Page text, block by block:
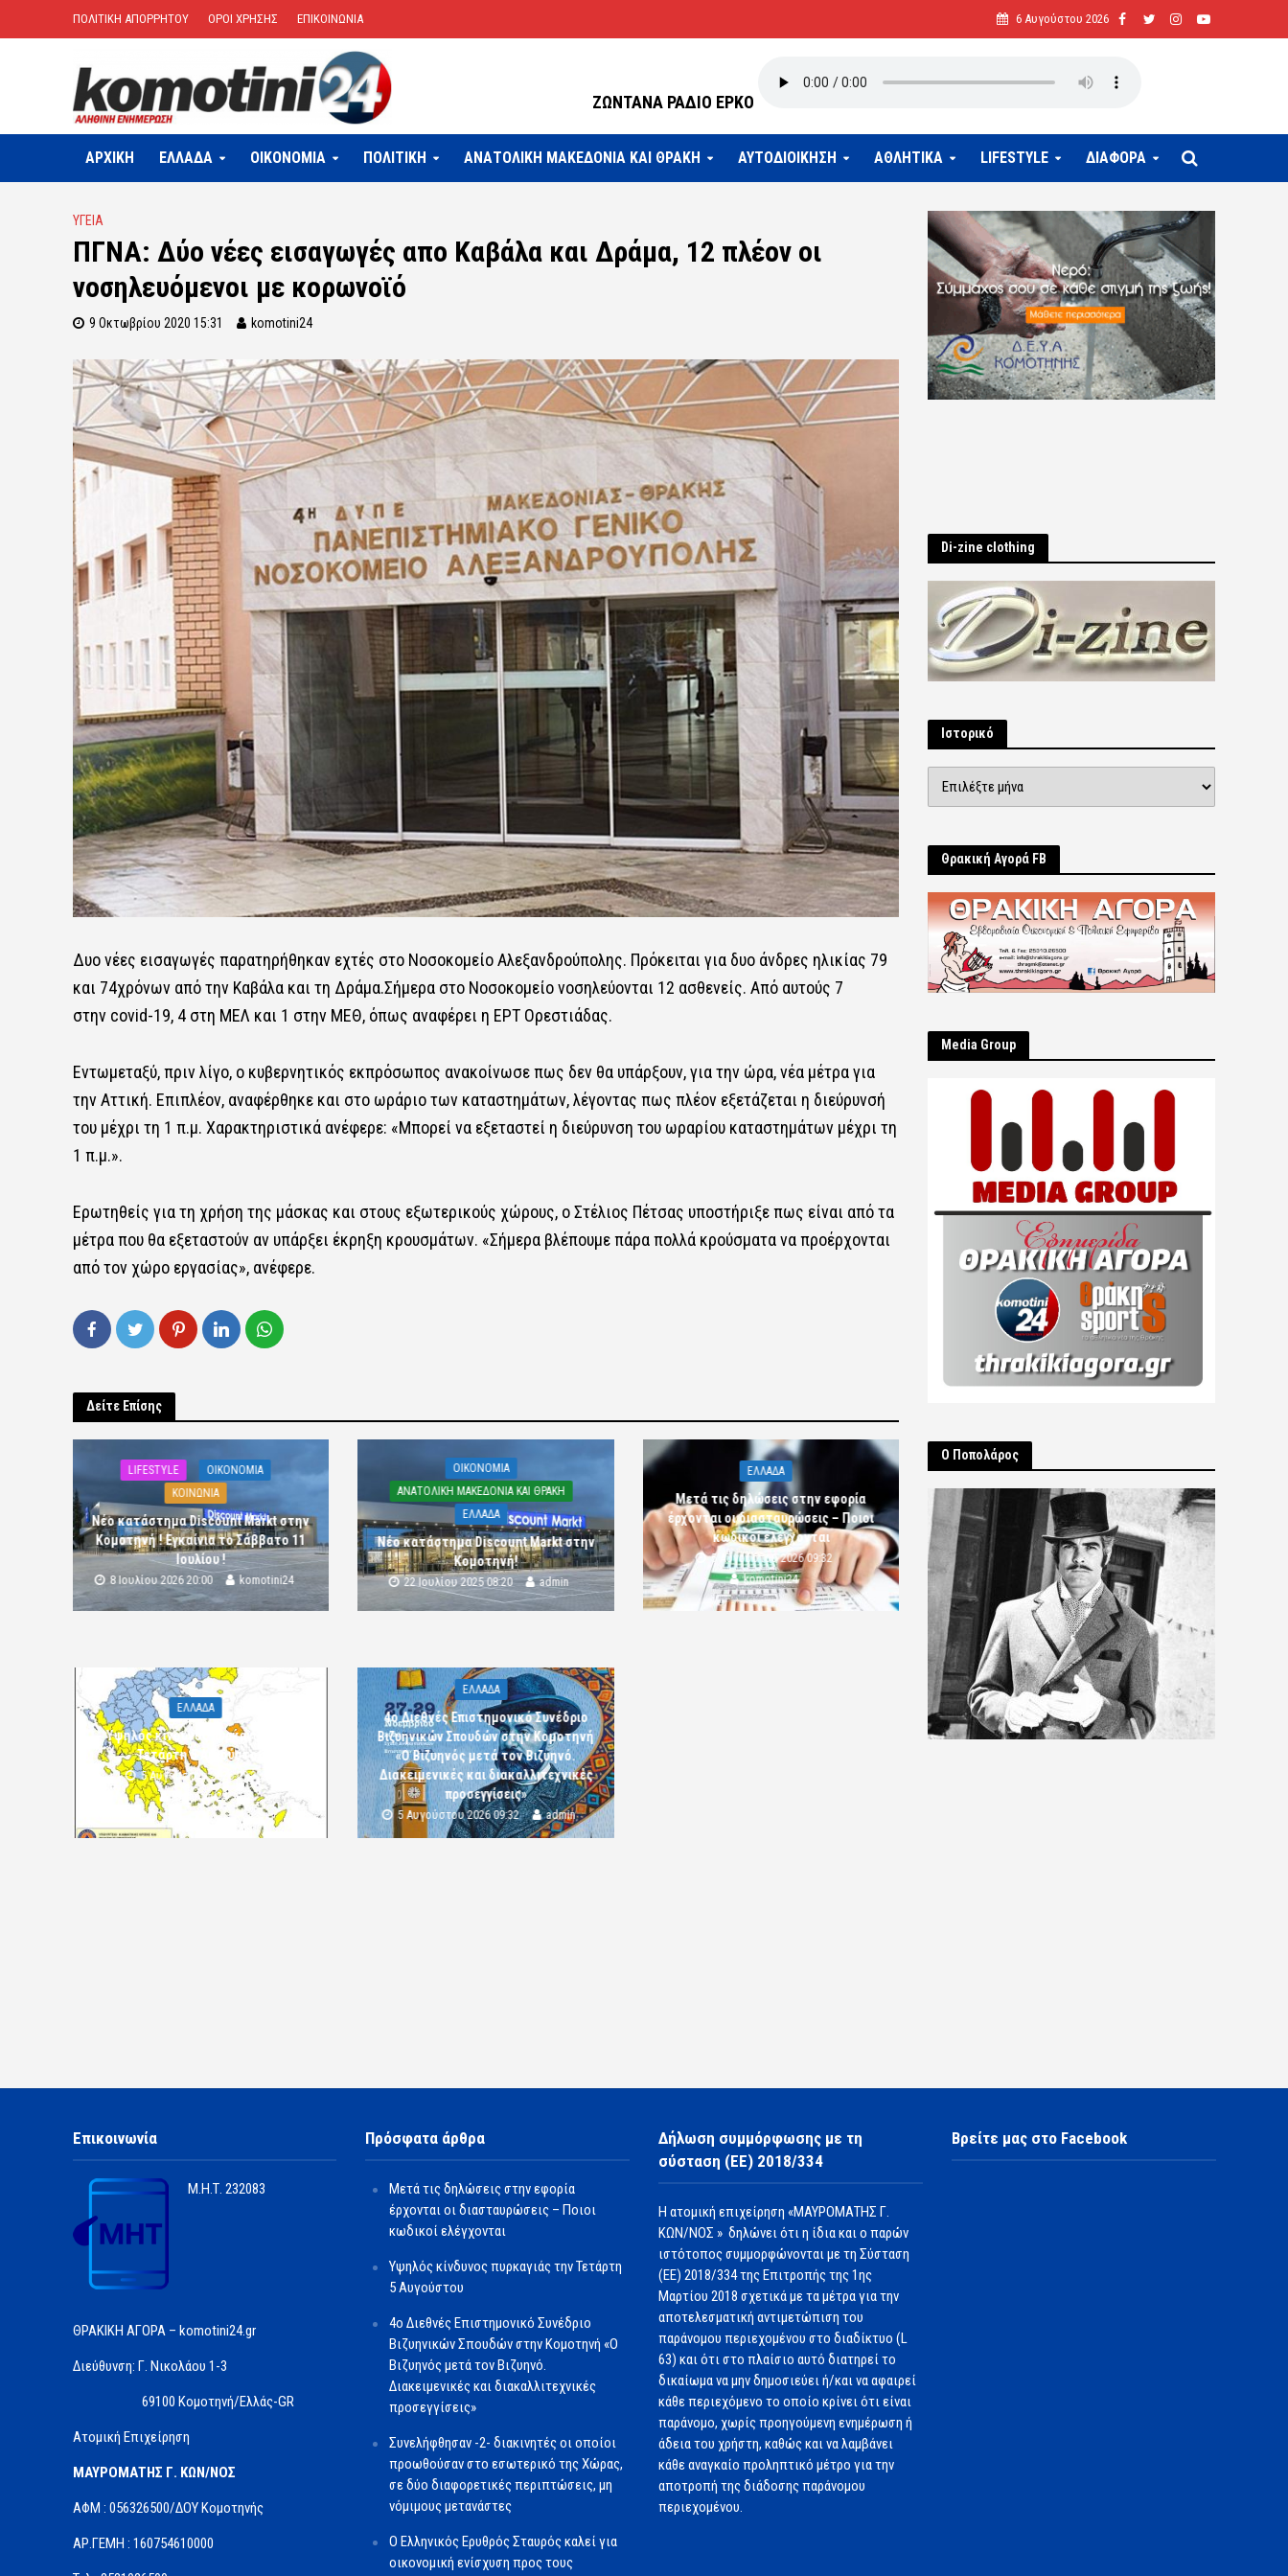
ΠΟΛΙΤΙΚΗ ΑΠΟΡΡΗΤΟΥ ΟΡΟΙ ΧΡΗΣΗΣ ΕΠΙΚΟΙΝΩΝΙΑ 6 Αυγούστου 2026
ΖΩΝΤΑΝΑ ΡΑΔΙΟ ΕΡΚΟ
ΑΡΧΙΚΗ ΕΛΛΑΔΑ OIKONOMIA ΠΟΛΙΤΙΚΗ ΑΝΑΤΟΛΙΚΗ ΜΑΚΕΔΟΝΙΑ ΚΑΙ ΘΡΑΚΗ ΑΥΤΟΔΙΟΙΚΗΣΗ ΑΘΛΗΤΙΚΑ LIFESTYLE ΔΙΑΦΟΡΑ
ΥΓΕΙΑ
ΠΓΝΑ: Δύο νέες εισαγωγές απο Καβάλα και Δράμα, 12 πλέον οι
νοσηλευόμενοι με κορωνοϊό
9 Οκτωβρίου 2020 15:31 komotini24
Δυο νέες εισαγωγές παρατηρήθηκαν εχτές στο Νοσοκομείο Αλεξανδρούπολης. Πρόκειται για δυο άνδρες ηλικίας 79
και 74χρόνων από την Καβάλα και τη Δράμα.Σήμερα στο Νοσοκομείο νοσηλεύονται 12 ασθενείς. Από αυτούς 7
στην covid-19, 4 στη ΜΕΛ και 1 στην ΜΕΘ, όπως αναφέρει η ΕΡΤ Ορεστιάδας.
Εντωμεταξύ, πριν λίγο, ο κυβερνητικός εκπρόσωπος ανακοίνωσε πως δεν θα υπάρξουν, για την ώρα, νέα μέτρα για
την Αττική. Επιπλέον, αναφέρθηκε και στο ωράριο των καταστημάτων, λέγοντας πως πλέον εξετάζεται η διεύρυνσή
του μέχρι τη 1 π.μ. Χαρακτηριστικά ανέφερε: «Μπορεί να εξεταστεί η διεύρυνση του ωραρίου καταστημάτων μέχρι τη
1 π.μ.».
Ερωτηθείς για τη χρήση της μάσκας και στους εξωτερικούς χώρους, ο Στέλιος Πέτσας υποστήριξε πως είναι από τα
μέτρα που θα εξεταστούν αν υπάρξει έκρηξη κρουσμάτων. «Σήμερα βλέπουμε πάρα πολλά κρούσματα να προέρχονται
από τον χώρο εργασίας», ανέφερε.
Δείτε Επίσης
LIFESTYLE
OIKONOMIA
ΚΟΙΝΩΝΙΑ
Νέο κατάστημα Discount Markt στην
Κομοτηνή ! Εγκαίνια το Σάββατο 11
Ιουλίου !
8 Ιουλίου 2026 20:00 komotini24
OIKONOMIA
ΑΝΑΤΟΛΙΚΗ ΜΑΚΕΔΟΝΙΑ ΚΑΙ ΘΡΑΚΗ
ΕΛΛΑΔΑ
Νέο κατάστημα Discount Markt στην
Κομοτηνή!
22 Ιουλίου 2025 08:20 admin
ΕΛΛΑΔΑ
Μετά τις δηλώσεις στην εφορία
έρχονται οι διασταυρώσεις – Ποιοι
κωδικοί ελέγχονται
5 Αυγούστου 2026 09:32
komotini24
ΕΛΛΑΔΑ
Υψηλός κίνδυνος πυρκαγιάς την
Τετάρτη 5 Αυγούστου
5 Αυγούστου 2026 09:32
komotini24
ΕΛΛΑΔΑ
4ο Διεθνές Επιστημονικό Συνέδριο
Βιζυηνικών Σπουδών στην Κομοτηνή
«Ο Βιζυηνός μετά τον Βιζυηνό.
Διακειμενικές και διακαλλιτεχνικές
προσεγγίσεις»
5 Αυγούστου 2026 09:32 admin
Di-zine clothing
Ιστορικό
Θρακική Αγορά FB
Μedia Group
Ο Ποπολάρος
Επικοινωνία
Μ.Η.Τ. 232083
ΘΡΑΚΙΚΗ ΑΓΟΡΑ – komotini24.gr
Διεύθυνση: Γ. Νικολάου 1-3
69100 Κομοτηνή/Ελλάς-GR
Ατομική Επιχείρηση
ΜΑΥΡΟΜΑΤΗΣ Γ. ΚΩΝ/ΝΟΣ
ΑΦΜ : 056326500/ΔOΥ Κομοτηνής
ΑΡ.ΓΕΜΗ : 160754610000
Πρόσφατα άρθρα
Μετά τις δηλώσεις στην εφορία
έρχονται οι διασταυρώσεις – Ποιοι
κωδικοί ελέγχονται
Υψηλός κίνδυνος πυρκαγιάς την Τετάρτη
5 Αυγούστου
4ο Διεθνές Επιστημονικό Συνέδριο
Βιζυηνικών Σπουδών στην Κομοτηνή «Ο
Βιζυηνός μετά τον Βιζυηνό.
Διακειμενικές και διακαλλιτεχνικές
προσεγγίσεις»
Συνελήφθησαν -2- διακινητές οι οποίοι
προωθούσαν στο εσωτερικό της Χώρας,
σε δύο διαφορετικές περιπτώσεις, μη
νόμιμους μετανάστες
O Ελληνικός Ερυθρός Σταυρός καλεί για
οικονομική ενίσχυση προς τους
Δήλωση συμμόρφωσης με τη
σύσταση (ΕΕ) 2018/334
Η ατομική επιχείρηση «ΜΑΥΡΟΜΑΤΗΣ Γ.
ΚΩΝ/ΝΟΣ » δηλώνει ότι η ίδια και ο παρών
ιστότοπος συμμορφώνονται με τη Σύσταση
(ΕΕ) 2018/334 της Επιτροπής της 1ης
Μαρτίου 2018 σχετικά με τα μέτρα για την
αποτελεσματική αντιμετώπιση του
παράνομου περιεχομένου στο διαδίκτυο (L
63) και ότι στο πλαίσιο αυτό διατηρεί το
δικαίωμα να μην δημοσιεύει ή/και να αφαιρεί
κάθε περιεχόμενο το οποίο κρίνει ότι είναι
παράνομο, χωρίς προηγούμενη ενημέρωση ή
άδεια του χρήστη, καθώς και να λαμβάνει
κάθε αναγκαίο προληπτικό μέτρο για την
αποτροπή της διάδοσης παράνομου
περιεχομένου.
Βρείτε μας στο Facebook